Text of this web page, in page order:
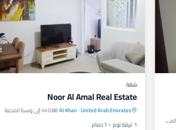
شقة
Noor Al Amal Real Estate
United Arab Emirates
·
Al Khan0.88 mi إلى وسط المدينة
1 غرفة نوم
1 حمام
مطبخ إنترنت
مناسب للأطفال
مناسب لذوي الاحتياجات الخاصة